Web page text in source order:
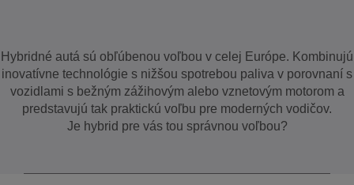
Hybridné autá sú obľúbenou voľbou v celej Európe. Kombinujú
inovatívne technológie s nižšou spotrebou paliva v porovnaní s
vozidlami s bežným zážihovým alebo vznetovým motorom a
predstavujú tak praktickú voľbu pre moderných vodičov.
Je hybrid pre vás tou správnou voľbou?